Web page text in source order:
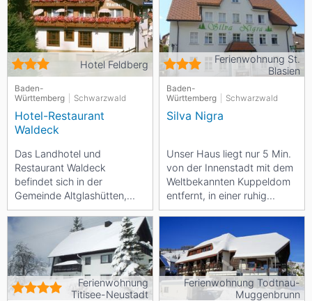
Hotel Feldberg
Baden-
Württemberg
Schwarzwald
Hotel-Restaurant
Waldeck
Das Landhotel und
Restaurant Waldeck
befindet sich in der
Gemeinde Altglashütten,
dem größten Ortsteil der
Gemeinde Feldberg. In
unmittelbarer...
Ferienwohnung St.
Blasien
Baden-
Württemberg
Schwarzwald
Silva Nigra
Unser Haus liegt nur 5 Min.
von der Innenstadt mit dem
Weltbekannten Kuppeldom
entfernt, in einer ruhig
gelegenen Spielstrasse. Mit
Ferienwohnung
Titisee-Neustadt
Ferienwohnung Todtnau-
Muggenbrunn